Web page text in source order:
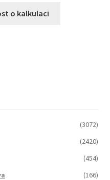
o kalkulaci
(3072)
(2420)
(454)
(166)